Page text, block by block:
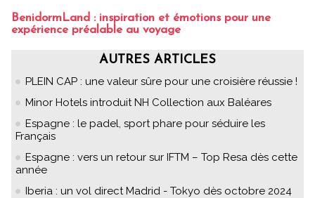
BenidormLand : inspiration et émotions pour une
expérience préalable au voyage
AUTRES ARTICLES
PLEIN CAP : une valeur sûre pour une croisière réussie !
Minor Hotels introduit NH Collection aux Baléares
Espagne : le padel, sport phare pour séduire les
Français
Espagne : vers un retour sur IFTM – Top Resa dès cette
année
Iberia : un vol direct Madrid - Tokyo dès octobre 2024